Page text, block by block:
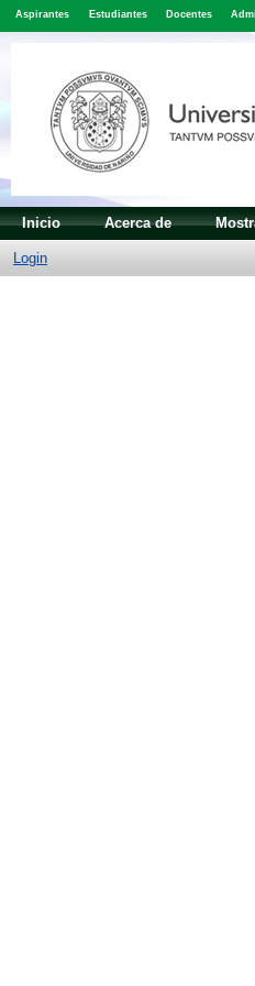
Aspirantes Estudiantes Docentes
Inicio Acerca de
Login